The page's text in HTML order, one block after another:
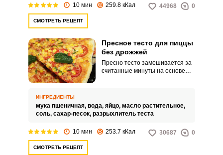
10 мин 259.8 кКал 44968 0
СМОТРЕТЬ РЕЦЕПТ
Пресное тесто для пиццы
без дрожжей
Пресно тесто замешивается за
считанные минуты на основе
только традиционное
оливковое, но и любое
растительное без запаха.
ИНГРЕДИЕНТЫ
мука пшеничная, вода, яйцо, масло растительное,
соль, сахар-песок, разрыхлитель теста
10 мин 253.7 кКал 30687 0
СМОТРЕТЬ РЕЦЕПТ